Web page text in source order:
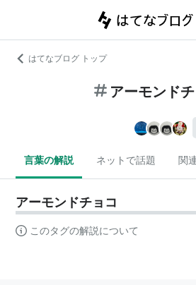
はてなブログ トップ
アーモンド
言葉の解説 ネットで話題 関
アーモンドチョコ
このタグの解説について